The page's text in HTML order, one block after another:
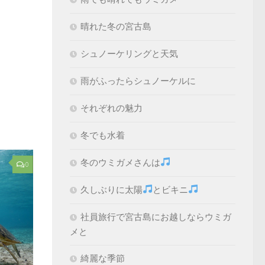
0
晴れた冬の宮古島
シュノーケリングと天気
雨がふったらシュノーケルに
それぞれの魅力
冬でも水着
冬のウミガメさんは
久しぶりに太陽 とビキニ
社員旅行で宮古島にお越しならウミガ
メと
綺麗な季節